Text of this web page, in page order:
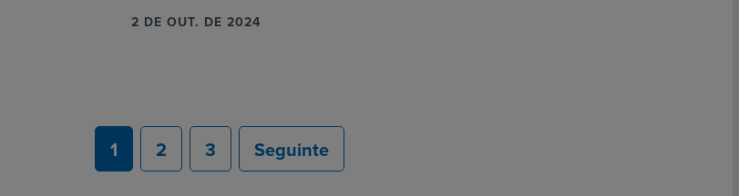
2 DE OUT. DE 2024
1 2 3 Seguinte